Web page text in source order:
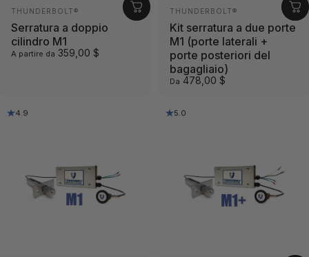
Fornitore:
THUNDERBOLT®
Serratura a doppio
cilindro M1
A partire da 359,00 $
Fornitore:
THUNDERBOLT®
Kit serratura a due porte
M1 (porte laterali +
porte posteriori del
bagagliaio)
Da 478,00 $
4.9 5.0